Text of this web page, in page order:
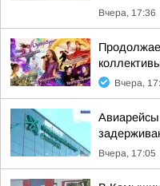
Вчера, 17:36
Вчера,
Вчера, 17:05